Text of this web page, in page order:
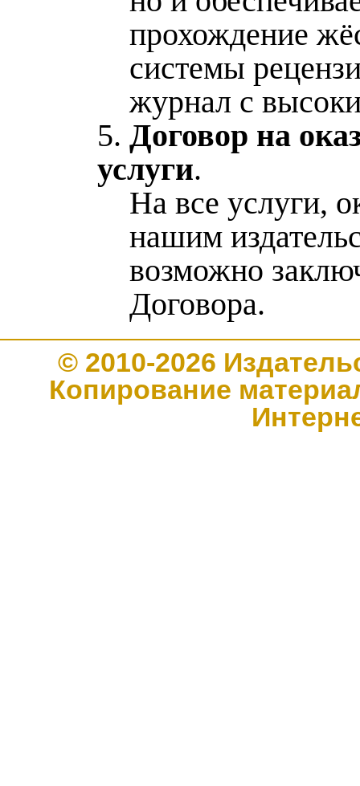
прохождение
системы
журнал с
5. Договор на
услуги.
На все услуги,
нашим
возможно
Договора.
© 2010-2026
Копирование